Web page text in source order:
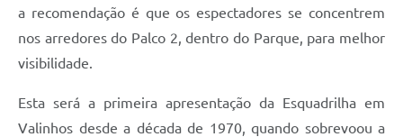
a recomendação é que os espectadores se concentrem
nos arredores do Palco 2, dentro do Parque, para melhor
visibilidade.
Esta será a primeira apresentação da Esquadrilha em
Valinhos desde a década de 1970, quando sobrevoou a